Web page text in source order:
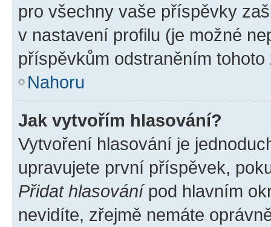
pro všechny vaše příspěvky
v nastavení profilu (je možné
příspěvkům odstraněním
Nahoru
Jak vytvořím hlasování?
Vytvoření hlasování je
upravujete první příspěvek,
Přidat hlasovánípod hlavním
nevidíte, zřejmě nemáte